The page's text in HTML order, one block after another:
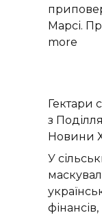
Марсі.
more
під
Гектари
з
Новини
У